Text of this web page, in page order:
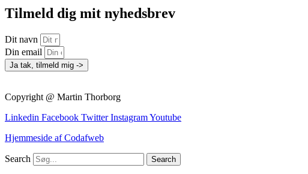
Tilmeld dig mit nyhedsbrev
Dit navn
Din email
Ja tak, tilmeld mig ->
Copyright @ Martin Thorborg
Linkedin Facebook Twitter InstagramYoutube
Hjemmeside af Codafweb
Search Search